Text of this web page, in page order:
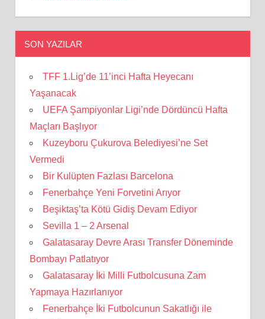
SON YAZILAR
TFF 1.Lig’de 11’inci Hafta Heyecanı
Yaşanacak
UEFA Şampiyonlar Ligi’nde Dördüncü Hafta
Maçları Başlıyor
Kuzeyboru Çukurova Belediyesi’ne Set
Vermedi
Bir Kulüpten Fazlası Barcelona
Fenerbahçe Yeni Forvetini Arıyor
Beşiktaş’ta Kötü Gidiş Devam Ediyor
Sevilla 1 – 2 Arsenal
Galatasaray Devre Arası Transfer Döneminde
Bombayı Patlatıyor
Galatasaray İki Milli Futbolcusuna Zam
Yapmaya Hazırlanıyor
Fenerbahçe İki Futbolcunun Sakatlığı ile